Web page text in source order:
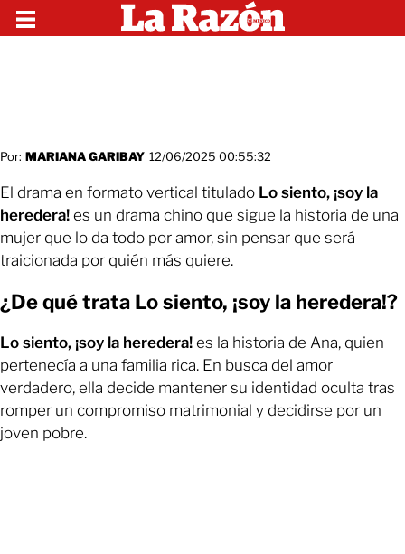
Por: MARIANA GARIBAY 12/06/2025 00:55:32
El drama en formato vertical titulado Lo siento, ¡soy la
heredera! es un drama chino que sigue la historia de una
mujer que lo da todo por amor, sin pensar que será
traicionada por quién más quiere.
¿De qué trata Lo siento, ¡soy la heredera!?
Lo siento, ¡soy la heredera! es la historia de Ana, quien
pertenecía a una familia rica. En busca del amor
verdadero, ella decide mantener su identidad oculta tras
romper un compromiso matrimonial y decidirse por un
joven pobre.